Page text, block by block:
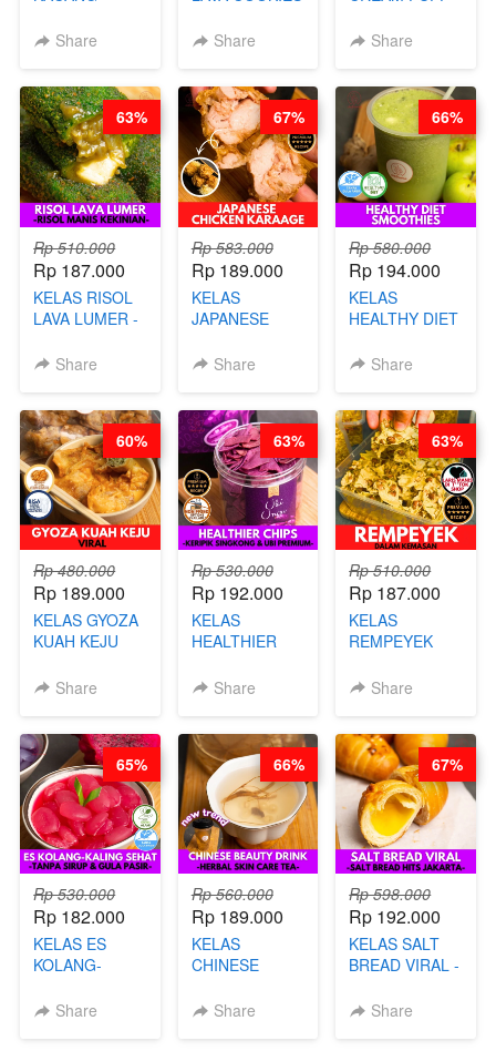
KACANG
Share
Share
B’PAPA-BY
Share
Rp 510.000
Rp 187.000
KELAS RISOL
LAVA LUMER -
KEKINIAN-BY
Share
63%
Rp 583.000
Rp 189.000
KELAS
JAPANESE
KARAAGE - BY
Share
67%
Rp 580.000
Rp 194.000
KELAS
HEALTHY DIET
BY BARISTA
Share
66%
Rp 480.000
Rp 189.000
KELAS GYOZA
KUAH KEJU
CHEF DITA
Share
60%
Rp 530.000
Rp 192.000
KELAS
HEALTHIER
KERIPIK
BY CHEF DITA
Share
63%
Rp 510.000
Rp 187.000
KELAS
REMPEYEK
KEMASAN - BY
Share
63%
Rp 530.000
Rp 182.000
KELAS ES
KOLANG-
- TANPA SIRUP
Share
65%
Rp 560.000
Rp 189.000
KELAS
CHINESE
- HERBAL SKIN
Share
66%
Rp 598.000
Rp 192.000
KELAS SALT
BREAD VIRAL -
HITS JAKARTA
Share
67%